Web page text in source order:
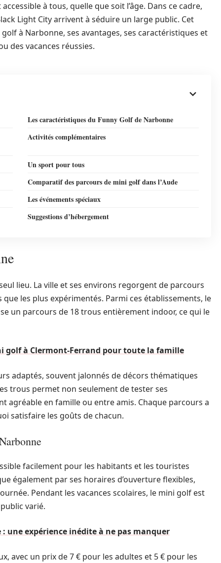
à tous, quelle que soit l’âge. Dans ce cadre,
Light City arrivent à séduire un large public. Cet
à Narbonne, ses avantages, ses caractéristiques et
des vacances réussies.
Les caractéristiques du Funny Golf de Narbonne
Activités complémentaires
Un sport pour tous
Comparatif des parcours de mini golf dans l’Aude
Les événements spéciaux
Suggestions d’hébergement
lieu. La ville et ses environs regorgent de parcours
les plus expérimentés. Parmi ces établissements, le
un parcours de 18 trous entièrement indoor, ce qui le
golf à Clermont-Ferrand pour toute la famille
adaptés, souvent jalonnés de décors thématiques
trous permet non seulement de tester ses
agréable en famille ou entre amis. Chaque parcours a
satisfaire les goûts de chacun.
facilement pour les habitants et les touristes
également par ses horaires d’ouverture flexibles,
Pendant les vacances scolaires, le mini golf est
varié.
une expérience inédite à ne pas manquer
avec un prix de 7 € pour les adultes et 5 € pour les